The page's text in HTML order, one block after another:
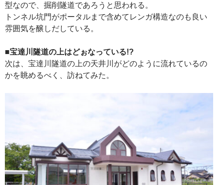
型なので、掘削隧道であろうと思われる。
トンネル坑門がポータルまで含めてレンガ構造なのも良い
雰囲気を醸しだしている。
■宝達川隧道の上はどぉなっている!?
次は、宝達川隧道の上の天井川がどのように流れているの
かを眺めるべく、訪ねてみた。